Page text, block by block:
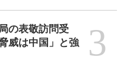
の表敬訪問受
威は中国」と強
3